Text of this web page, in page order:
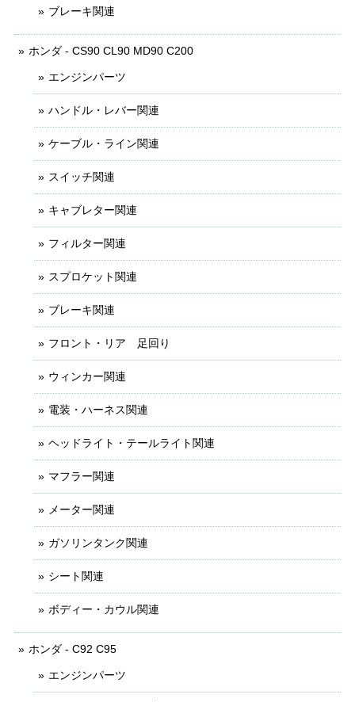
ブレーキ関連
ホンダ - CS90 CL90 MD90 C200
エンジンパーツ
ハンドル・レバー関連
ケーブル・ライン関連
スイッチ関連
キャブレター関連
フィルター関連
スプロケット関連
ブレーキ関連
フロント・リア 足回り
ウィンカー関連
電装・ハーネス関連
ヘッドライト・テールライト関連
マフラー関連
メーター関連
ガソリンタンク関連
シート関連
ボディー・カウル関連
ホンダ - C92 C95
エンジンパーツ